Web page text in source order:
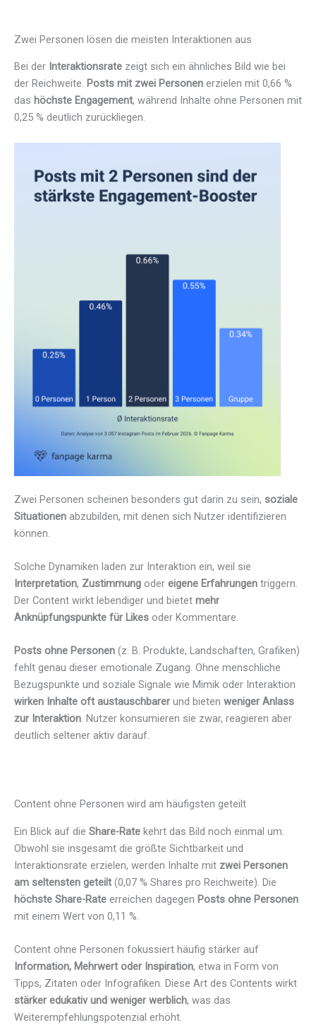
Zwei Personen lösen die meisten Interaktionen aus
Bei der Interaktionsrate zeigt sich ein ähnliches Bild wie bei
der Reichweite. Posts mit zwei Personen erzielen mit 0,66 %
das höchste Engagement, während Inhalte ohne Personen mit
0,25 % deutlich zurückliegen.
Zwei Personen scheinen besonders gut darin zu sein, soziale
Situationen abzubilden, mit denen sich Nutzer identifizieren
können.
Solche Dynamiken laden zur Interaktion ein, weil sie
Interpretation, Zustimmung oder eigene Erfahrungen triggern.
Der Content wirkt lebendiger und bietet mehr
Anknüpfungspunkte für Likes oder Kommentare.
Posts ohne Personen (z. B. Produkte, Landschaften, Grafiken)
fehlt genau dieser emotionale Zugang. Ohne menschliche
Bezugspunkte und soziale Signale wie Mimik oder Interaktion
wirken Inhalte oft austauschbarer und bieten weniger Anlass
zur Interaktion. Nutzer konsumieren sie zwar, reagieren aber
deutlich seltener aktiv darauf.
Content ohne Personen wird am häufigsten geteilt
Ein Blick auf die Share-Rate kehrt das Bild noch einmal um.
Obwohl sie insgesamt die größte Sichtbarkeit und
Interaktionsrate erzielen, werden Inhalte mit zwei Personen
am seltensten geteilt (0,07 % Shares pro Reichweite). Die
höchste Share-Rate erreichen dagegen Posts ohne Personen
mit einem Wert von 0,11 %.
Content ohne Personen fokussiert häufig stärker auf
Information, Mehrwert oder Inspiration, etwa in Form von
Tipps, Zitaten oder Infografiken. Diese Art des Contents wirkt
stärker edukativ und weniger werblich, was das
Weiterempfehlungspotenzial erhöht.